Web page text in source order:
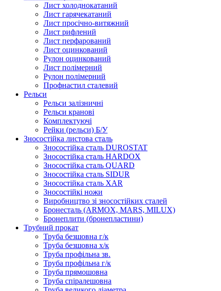
Лист холоднокатаний
Лист гарячекатаний
Лист просічно-витяжний
Лист рифлений
Лист перфарований
Лист оцинкований
Рулон оцинкований
Лист полімерний
Рулон полімерний
Профнастил сталевий
Рельси
Рельси залізничні
Рельси кранові
Комплектуючі
Рейки (рельси) Б/У
Зносостійка листова сталь
Зносостійка сталь DUROSTAT
Зносостійка сталь HARDOX
Зносостійка сталь QUARD
Зносостійка сталь SIDUR
Зносостійка сталь XAR
Зносостійкі ножи
Виробництво зі зносостійких сталей
Бронесталь (ARMOX, MARS, MILUX)
Бронеплити (бронепластини)
Трубний прокат
Труба безшовна г/к
Труба безшовна х/к
Труба профільна зв.
Труба профільна г/к
Труба прямошовна
Труба спіралешовна